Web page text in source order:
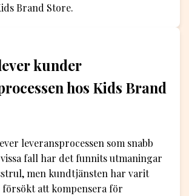
Brand Store.
kunder
hos Kids Brand
leveransprocessen som snabb
fall har det funnits utmaningar
men kundtjänsten har varit
försökt att kompensera för